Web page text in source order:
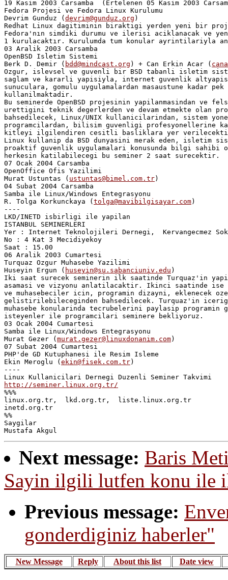
19 Kasim 2003 Carsamba	(Ertelenen 05 Kasim 2003 Carsamba semineri)
Fedora Projesi ve Fedora Linux Kurulumu
Devrim Gunduz ( devrim@gunduz.org )
Redhat Linux dagitiminin biraktigi yerden yeni bir
Fedora'nın simdiki durumu ve ilerisi aciklanacak ve
1 kurulacaktır. Kurulumda tum konular ayrintilariyla
03 Aralik 2003 Carsamba
OpenBSD Isletim Sistemi
Berk D. Demir ( bdd@mindcast.org ) + Can Erkin Acar (
Ozgur, islevsel ve guvenli bir BSD tabanli isletim
saglam ve kararli yapisiyla, internet guvenlik
sunuculara, gomulu uygulamalardan masaustune kadar
kullanilmaktadir.
Bu seminerde OpenBSD projesinin yapilanmasindan ve
urettigini teknik degerlerden ve devam etmekte olan
bahsedilecek, Linux/UNIX kullanicilarindan, sistem
programcilardan, bilisim guvenligi profesyonellerine
kitleyi ilgilendiren cesitli basliklara yer
Linux kullanip da BSD dunyasini merak eden, isletim
proaktif guvenlik uygulamalari konusunda bilgi sahibi
herkesin katilabilecegi bu seminer 2 saat surecektir.
07 Ocak 2004 Carsamba
OpenOffice Ofis Yazilimi
Murat Ustuntas ( ustuntas@bimel.com.tr)
04 Subat 2004 Carsamba
Samba ile Linux/Windows Entegrasyonu
R. Tolga Korkunckaya ( tolga@mavibilgisayar.com)
----
LKD/INETD isbirligi ile yapilan
ISTANBUL SEMINERLERI
Yer : Internet Teknolojileri Dernegi,  Kervangecmez
No : 4 Kat 3 Mecidiyekoy
Saat : 15.00
06 Aralik 2003 Cumartesi
Turquaz Ozgur Muhasebe Yazilimi
Huseyin Ergun ( huseyin@su.sabanciuniv.edu )
Iki saat surecek seminerin ilk saatinde Turquaz'in
asamasi ve vizyonu anlatilacaktir. Ikinci saatinde ise
ve muhasebeciler icin, programin dizayni, eklenecek
gelistirilebileceginden bahsedilecek. Turquaz'in
muhasebe konularinda tecrubelerini paylasip programin
isteyenler ile programcilari seminere bekliyoruz.
03 Ocak 2004 Cumartesi
Samba ile Linux/Windows Entegrasyonu
Murat Gezer ( murat.gezer@linuxdonanim.com)
07 Subat 2004 Cumartesi
PHP'de GD Kutuphanesi ile Resim Isleme
Ekin Meroglu ( ekin@fisek.com.tr)
----
http://seminer.linux.org.tr/
%%%
linux.org.tr,  lkd.org.tr,  liste.linux.org.tr
inetd.org.tr
%%
Saygilar
Next message: Baris
Sayin ilgili lutfen konu ile
Previous message:
gonderdiginiz haberler"
New Message Reply About this list Date view